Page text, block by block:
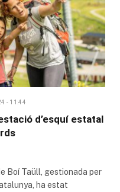
- 11:44
d’esquí estatal
Boí Taüll, gestionada per
ha estat